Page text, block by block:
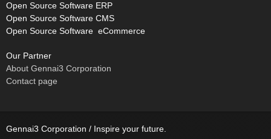
Open Source Software ERP
Open Source Software CMS
Open Source Software eCommerce
Our Partner
About Gennai3 Corporation
Contact page
Gennai3 Corporation / Inspire your future.